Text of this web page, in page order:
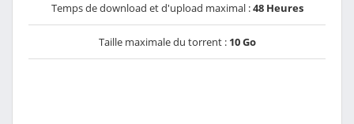
Temps de download et d'upload maximal :48 Heures
Taille maximale du torrent : 10 Go